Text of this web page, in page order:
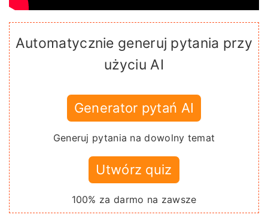
Automatycznie generuj pytania przy
użyciu AI
Generator pytań AI
Generuj pytania na dowolny temat
Utwórz quiz
100% za darmo na zawsze